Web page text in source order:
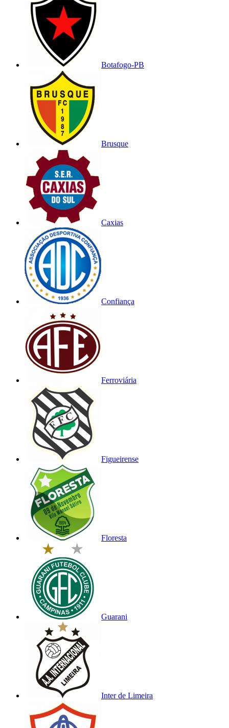
Botafogo-PB
Brusque
Caxias
Confiança
Ferroviária
Figueirense
Floresta
Guarani
Inter de Limeira